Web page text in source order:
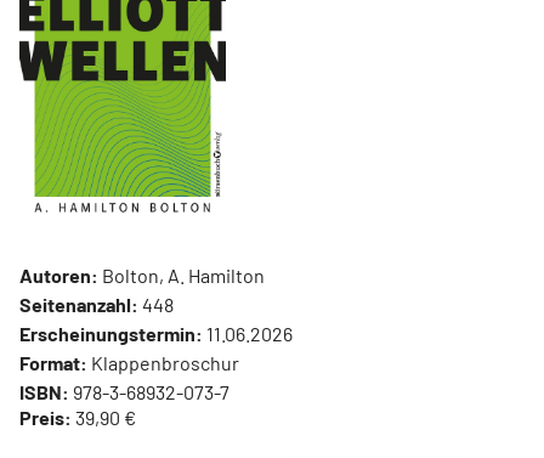
Autoren: Bolton, A. Hamilton
Seitenanzahl: 448
Erscheinungstermin: 11.06.2026
Format: Klappenbroschur
ISBN: 978-3-68932-073-7
Preis: 39,90 €